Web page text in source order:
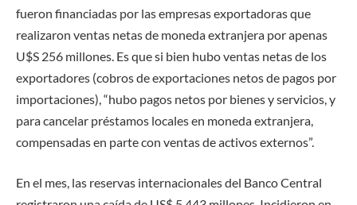
fueron financiadas por las empresas exportadoras que
realizaron ventas netas de moneda extranjera por apenas
U$S 256 millones. Es que si bien hubo ventas netas de los
exportadores (cobros de exportaciones netos de pagos por
importaciones), “hubo pagos netos por bienes y servicios, y
para cancelar préstamos locales en moneda extranjera,
compensadas en parte con ventas de activos externos”.
En el mes, las reservas internacionales del Banco Central